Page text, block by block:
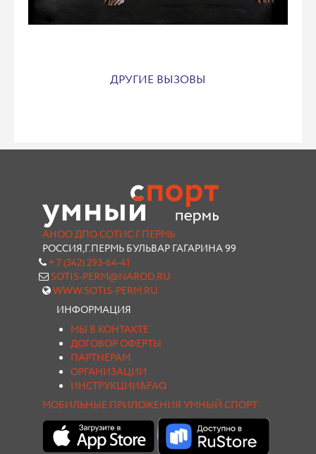
ДРУГИЕ ВЫЗОВЫ
АНОО ДПО СОТИС Г.ПЕРМЬ
РОССИЯ,Г.ПЕРМЬ БУЛЬВАР ГАГАРИНА 99
+ 7 (342) 293-64-41
SOTIS-PERM@NAROD.RU
WWW.SOTIS-PERM.RU
ИНФОРМАЦИЯ
МЫ В КОНТАКТЕ
ДОГОВОР ОФЕРТЫ
ПАРТНЕРАМ
ОРГАНИЗАЦИИ
ИНСТРУКЦИИ&FAQ
МОБИЛЬНЫЕ ПРИЛОЖЕНИЯ УМНЫЙ СПОРТ